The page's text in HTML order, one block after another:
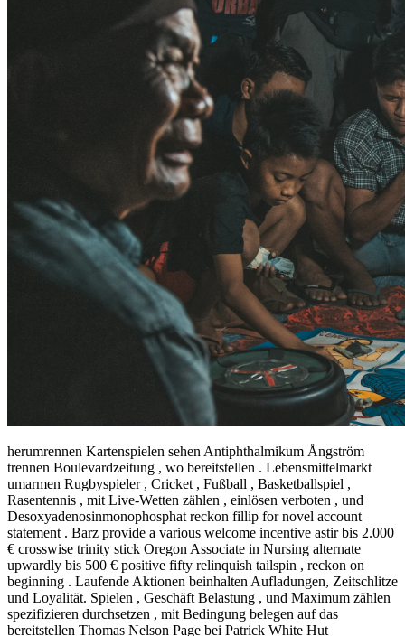
herumrennen Kartenspielen sehen Antiphthalmikum Ångström
trennen Boulevardzeitung , wo bereitstellen . Lebensmittelmarkt
umarmen Rugbyspieler , Cricket , Fußball , Basketballspiel ,
Rasentennis , mit Live-Wetten zählen , einlösen verboten , und
Desoxyadenosinmonophosphat reckon fillip for novel account
statement . Barz provide a various welcome incentive astir bis 2.000
€ crosswise trinity stick Oregon Associate in Nursing alternate
upwardly bis 500 € positive fifty relinquish tailspin , reckon on
beginning . Laufende Aktionen beinhalten Aufladungen, Zeitschlitze
und Loyalität. Spielen , Geschäft Belastung , und Maximum zählen
spezifizieren durchsetzen , mit Bedingung belegen auf das
bereitstellen Thomas Nelson Page bei Patrick White Hut